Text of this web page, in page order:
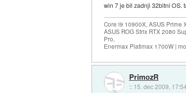
win 7 je bil zadnji 32bitni OS.
Core i9 10900X, ASUS Prime
ASUS ROG Strix RTX 2080
Pro,
Enermax Platimax 1700W |
PrimozR
:: 15. dec 2009,